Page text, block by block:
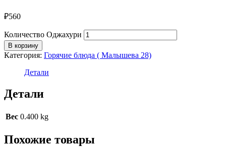
₽560
Количество Оджахури
В корзину
Категория: Горячие блюда ( Малышева 28)
Детали
Детали
Вес 0.400 kg
Похожие товары